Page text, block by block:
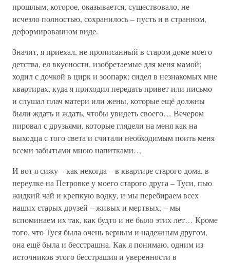
прошлым, которое, оказывается, существовало, не
исчезло полностью, сохранилось – пусть и в странном,
деформированном виде.
Значит, я приехал, не прописанный в старом доме моего
детства, ел вкусности, изобретаемые для меня мамой;
ходил с дочкой в цирк и зоопарк; сидел в незнакомых мне
квартирах, куда я приходил передать привет или письмо
и слушал плач матери или жены, которые ещё должны
были ждать и ждать, чтобы увидеть своего… Вечером
пировал с друзьями, которые глядели на меня как на
выходца с того света и считали необходимым поить меня
всеми забытыми мною напитками…
И вот я сижу – как некогда – в квартире старого дома, в
переулке на Петровке у моего старого друга – Туси, пью
жидкий чай и крепкую водку, и мы перебираем всех
наших старых друзей – живых и мертвых, – мы
вспоминаем их так, как будто и не было этих лет… Кроме
того, что Туся была очень верным и надежным другом,
она ещё была и бесстрашна. Как я понимаю, одним из
источников этого бесстрашия и уверенности в